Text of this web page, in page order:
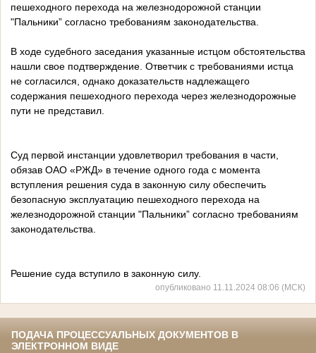
пешеходного перехода на железнодорожной станции
"Пальники” согласно требованиям законодательства.
В ходе судебного заседания указанные истцом обстоятельства
нашли свое подтверждение. Ответчик с требованиями истца
не согласился, однако доказательств надлежащего
содержания пешеходного перехода через железнодорожные
пути не представил.
Суд первой инстанции удовлетворил требования в части,
обязав ОАО «РЖД» в течение одного года с момента
вступления решения суда в законную силу обеспечить
безопасную эксплуатацию пешеходного перехода на
железнодорожной станции "Пальники” согласно требованиям
законодательства.
Решение суда вступило в законную силу.
опубликовано 11.11.2024 08:06 (МСК)
ПОДАЧА ПРОЦЕССУАЛЬНЫХ ДОКУМЕНТОВ В
ЭЛЕКТРОННОМ ВИДЕ